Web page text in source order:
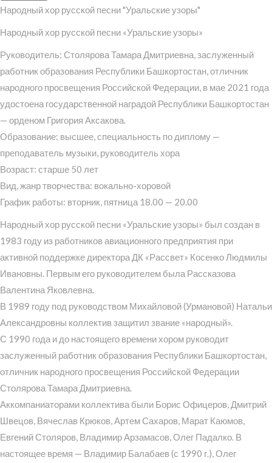
Народный хор русской песни "Уральские узоры"
Народный хор русской песни «Уральские узоры»
Руководитель: Столярова Тамара Дмитриевна, заслуженный
работник образования Республики Башкортостан, отличник
народного просвещения Российской Федерации, в мае 2021 года
удостоена государственной наградой Республики Башкортостан
— орденом Григория Аксакова.
Образование: высшее, специальность по диплому —
преподаватель музыки, руководитель хора
Возраст: старше 50 лет
Вид, жанр творчества: вокально-хоровой
График работы: вторник, пятница 18.00 — 20.00
Народный хор русской песни «Уральские узоры» был создан в
1983 году из работников авиационного предприятия при
активной поддержке директора ДК «Рассвет» Косенко Людмилы
Ивановны. Первым его руководителем была Рассказова
Валентина Яковлевна.
В 1989 году под руководством Михайловой (Урмановой) Натальи
Александровны коллектив защитил звание «народный».
С 1990 года и до настоящего времени хором руководит
заслуженный работник образования Республики Башкортостан,
отличник народного просвещения Российской Федерации
Столярова Тамара Дмитриевна.
Аккомпаниаторами коллектива были Борис Офицеров, Дмитрий
Швецов, Вячеслав Крюков, Артем Сахаров, Марат Каюмов,
Евгений Столяров, Владимир Арзамасов, Олег Падалко. В
настоящее время — Владимир Балабаев (с 1990 г.), Олег